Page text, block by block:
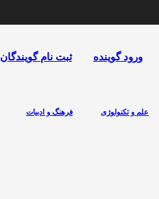
ثبت نام گویندگان ورود گوینده
فرهنگ و ادبیات علم و تکنولوژی